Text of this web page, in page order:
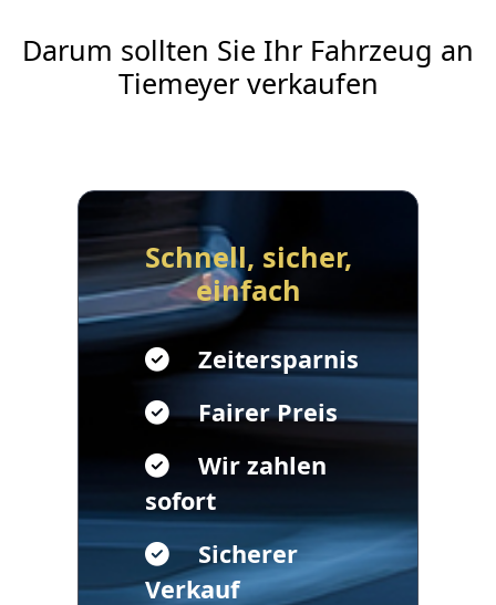
Darum sollten Sie Ihr Fahrzeug an
Tiemeyer verkaufen
Schnell, sicher,
einfach
Zeitersparnis
Fairer Preis
Wir zahlen
sofort
Sicherer
Verkauf